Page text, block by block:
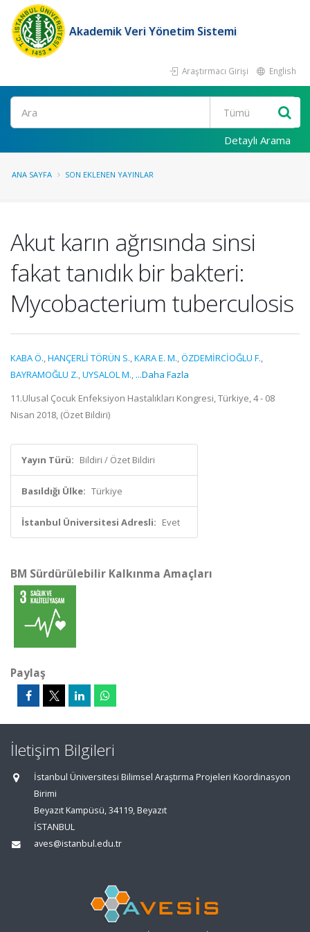
Akademik Veri Yönetim Sistemi
Araştırmacı Girişi English
Ara
Detaylı Arama
ANA SAYFA SON EKLENEN YAYINLAR
Akut karın ağrısında sinsi
fakat tanıdık bir bakteri:
Mycobacterium tuberculosis
KABA Ö.,HANÇERLİ TÖRÜN S.,KARA E. M.,ÖZDEMİRCİOĞLU F.,
BAYRAMOĞLU Z.,UYSALOL M., ...Daha Fazla
11.Ulusal Çocuk Enfeksiyon Hastalıkları Kongresi, Türkiye, 4 - 08
Nisan 2018, (Özet Bildiri)
Yayın Türü: Bildiri / Özet Bildiri
Basıldığı Ülke: Türkiye
İstanbul Üniversitesi Adresli: Evet
BM Sürdürülebilir Kalkınma Amaçları
Paylaş
İletişim Bilgileri
İstanbul Üniversitesi Bilimsel Araştırma Projeleri Koordinasyon
Birimi
Beyazıt Kampüsü, 34119, Beyazıt
İSTANBUL
aves@istanbul.edu.tr